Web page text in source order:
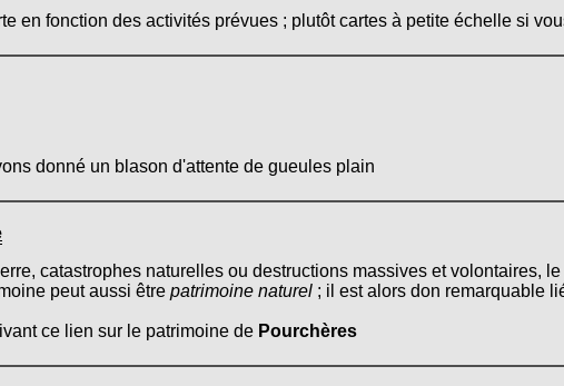
en fonction des activités prévues ; plutôt cartes à petite échelle si
donné un blason d'attente de gueules plain
catastrophes naturelles ou destructions massives et volontaires, le
peut aussi être patrimoine naturel ; il est alors don remarquable
ce lien sur le patrimoine de Pourchères